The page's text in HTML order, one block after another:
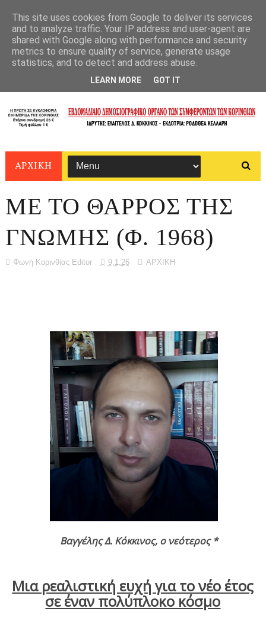
ΑΡΧΙΚΗ
ΜΕ ΤΟ ΘΑΡΡΟΣ ΤΗΣ
ΓΝΩΜΗΣ (Φ. 1968)
Φωνή Κορινθίας Editor 9.1.26 ΑΡΧΙΚΗ
Βαγγέλης Δ. Κόκκινος, ο νεότερος *
Μια ρεαλιστική ευχή για το νέο έτος
σε έναν πολύπλοκο κόσμο
This site uses cookies from Google to deliver its services
and to analyze traffic. Your IP address and user-agent are
shared with Google along with performance and security
metrics to ensure quality of service, generate usage
statistics, and to detect and address abuse.
LEARN MORE GOT IT